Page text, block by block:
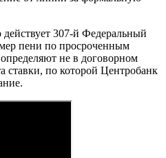
действует 307-й Федеральный
пени по просроченным
не в договорном
ставки, по которой Центробанк